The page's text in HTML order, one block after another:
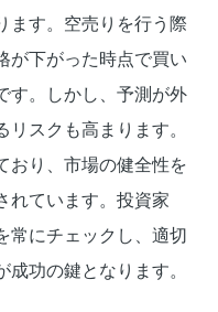
ます。空売りを行う際
が下がった時点で買い
す。しかし、予測が外
スクも高まります。
おり、市場の健全性を
れています。投資家
常にチェックし、適切
功の鍵となります。